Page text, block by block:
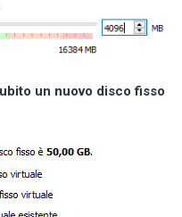
un nuovo disco fisso